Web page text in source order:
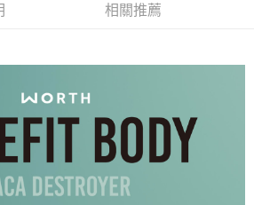
分期」，訂單成立後會自動跳轉到大哥付的交易
，「大哥付你分期」於每月結算日後寄送繳費提
，可選擇「超商條碼／台灣大直營門市／銀行轉
」等通路繳費。
簡訊認證，即可結帳。
流程】
先享後付」後，將跳轉至「AFTEE先享後付」
確認金額後，即可完成結帳。
收到繳費通知簡訊。
含以上)免運費
含以上)免運費
相關推薦